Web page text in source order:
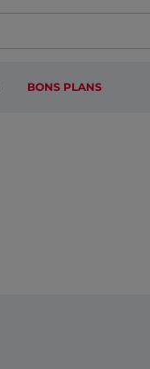
BONS PLANS